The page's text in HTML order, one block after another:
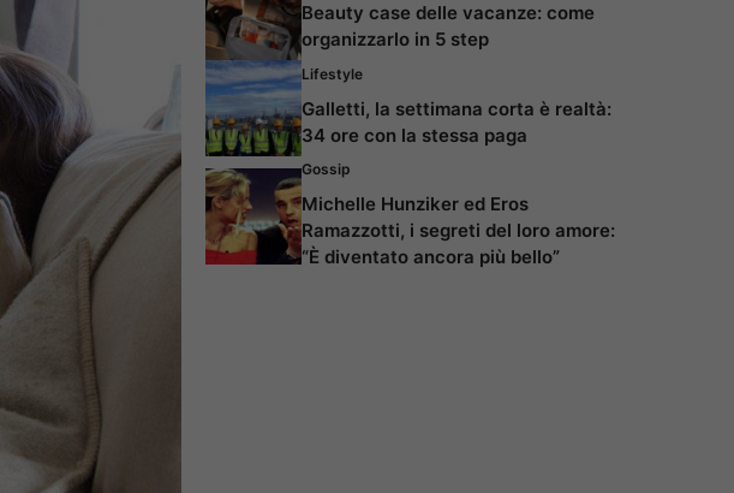
Beauty case delle vacanze: come
organizzarlo in 5 step
Lifestyle
Galletti, la settimana corta è realtà:
34 ore con la stessa paga
Gossip
Michelle Hunziker ed Eros
Ramazzotti, i segreti del loro amore:
“È diventato ancora più bello”